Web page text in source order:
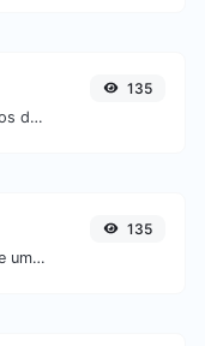
Converta facilmente arquivos de imagem ICO para JPG.
135
Remova todos os emojis de um texto específico com facilidade.
135